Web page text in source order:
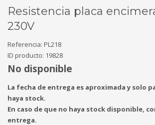
Resistencia placa
230V
Referencia: PL218
ID producto: 19828
No disponible
La fecha de entrega es aproximada y solo
haya stock.
En caso de que no haya stock disponible,
entrega.